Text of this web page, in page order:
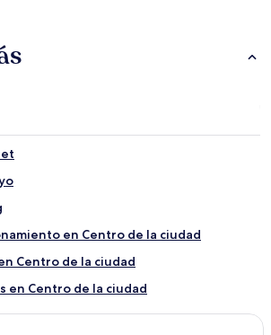
en Centro de la ciudad
Centro de la ciudad
en Centro de la ciudad
la ciudad